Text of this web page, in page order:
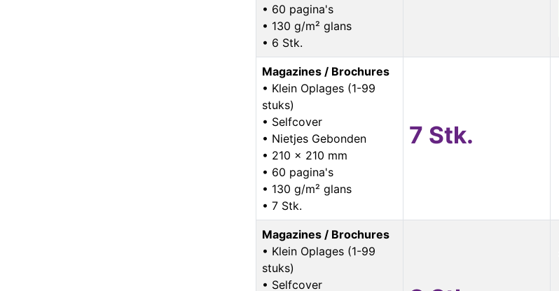
• 60 pagina's
• 130 g/m² glans
• 6 Stk.
Magazines / Brochures
• Klein Oplages (1-99
stuks)
• Selfcover
• Nietjes Gebonden
• 210 x 210 mm
• 60 pagina's
• 130 g/m² glans
• 7 Stk.
7 Stk.
Magazines / Brochures
• Klein Oplages (1-99
stuks)
• Selfcover